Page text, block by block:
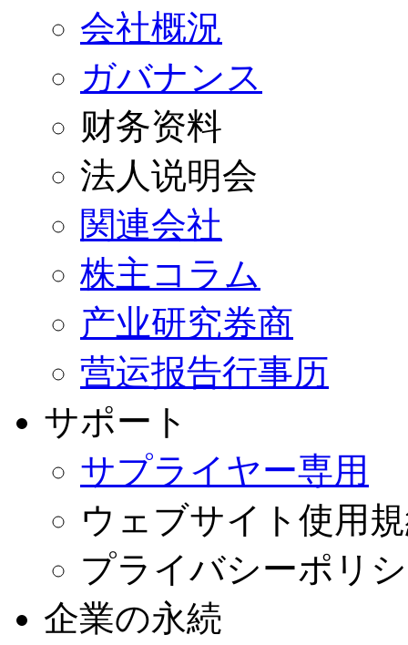
会社概況
ガバナンス
财务资料
法人说明会
関連会社
株主コラム
产业研究券商
营运报告行事历
サポート
サプライヤー専用
ウェブサイト使用
プライバシーポリ
企業の永続